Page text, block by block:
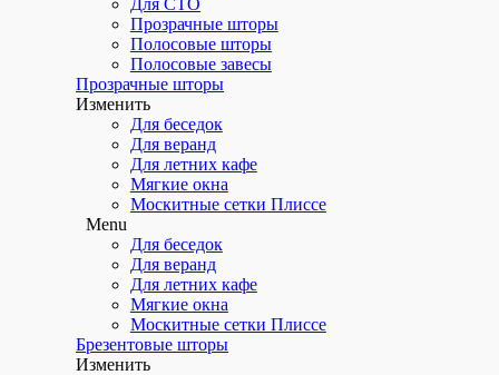
Прозрачные шторы
Полосовые шторы
Полосовые завесы
Прозрачные шторы
Изменить
Для беседок
Для веранд
Для летних кафе
Мягкие окна
Москитные сетки Плиссе
Menu
Для беседок
Для веранд
Для летних кафе
Мягкие окна
Москитные сетки Плиссе
Брезентовые шторы
Изменить